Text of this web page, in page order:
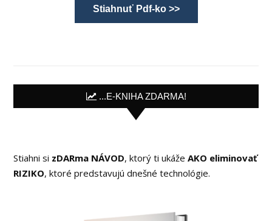
Stiahnuť Pdf-ko >>
...E-KNIHA ZDARMA!
Stiahni si zDARma NÁVOD, ktorý ti ukážeAKO eliminovať
RIZIKO, ktoré predstavujú dnešné technológie.